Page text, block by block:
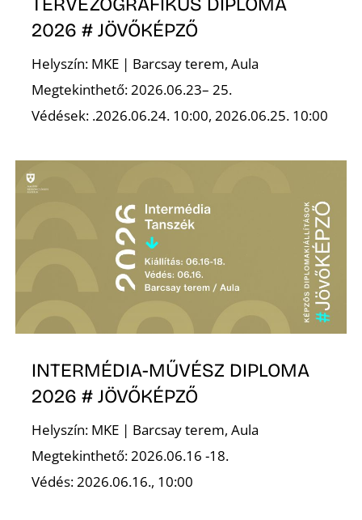
2026 # JÖVŐKÉPZŐ
Helyszín: MKE | Barcsay terem, Aula
Megtekinthető: 2026.06.23– 25.
Védések: .2026.06.24. 10:00, 2026.06.25. 10:00
INTERMÉDIA-MŰVÉSZ DIPLOMA
2026 # JÖVŐKÉPZŐ
Helyszín: MKE | Barcsay terem, Aula
Megtekinthető: 2026.06.16 -18.
Védés: 2026.06.16., 10:00